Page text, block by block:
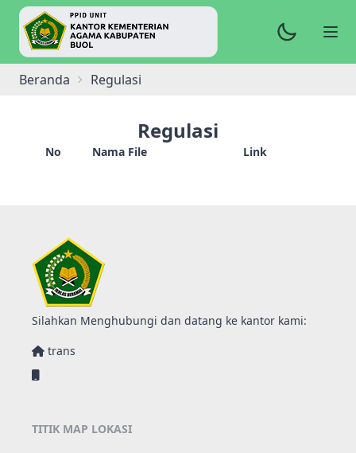
Beranda Regulasi
Regulasi
No Nama File Link
Silahkan Menghubungi dan datang ke kantor kami:
trans
TITIK MAP LOKASI